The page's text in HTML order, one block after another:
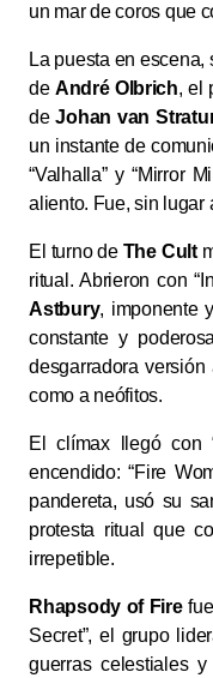
un mar de coros que
La puesta en
de André Olbrich, el
deJohan van
un instante de
“Valhalla” y “Mirror
aliento. Fue, sin lugar
El turno de The Cult
ritual. Abrieron con
Astbury, imponente
constante y
desgarradora
como a neófitos.
El clímax llegó con
encendido: “Fire
pandereta, usó su
protesta ritual que
irrepetible.
Rhapsody of Firefue
Secret”, el grupo
guerras celestiales